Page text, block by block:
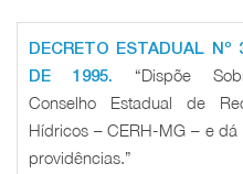
DECRETO ESTADUAL Nº
DE 1995. “Dispõe
Conselho Estadual de
Hídricos – CERH-MG – e dá
providências.”